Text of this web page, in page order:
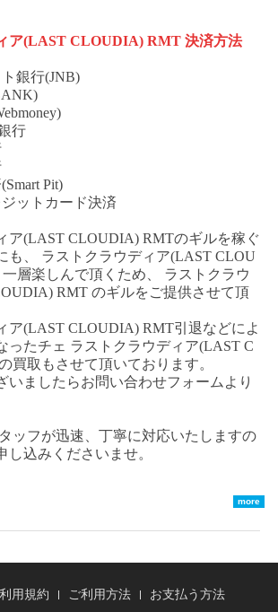
ア(LAST CLOUDIA) RMT 決済方法
銀行(JNB)
行
Pit)
ットカード決済
ア(LAST CLOUDIA) RMTのギルを稼ぐ
も、
ラストクラウディア(LAST CLOU
層楽しんで頂くため、
ラストクラウ
RMT のギルをご提供させて頂
ア(LAST CLOUDIA) RMT引退などによ
ったチェ ラストクラウディア(LAST C
買取もさせて頂いております。
いましたらお問い合わせフォームより
ッフが迅速、丁寧に対応いたしますの
し込みくださいませ。
more
利用規約 ご利用方法 お支払う方法